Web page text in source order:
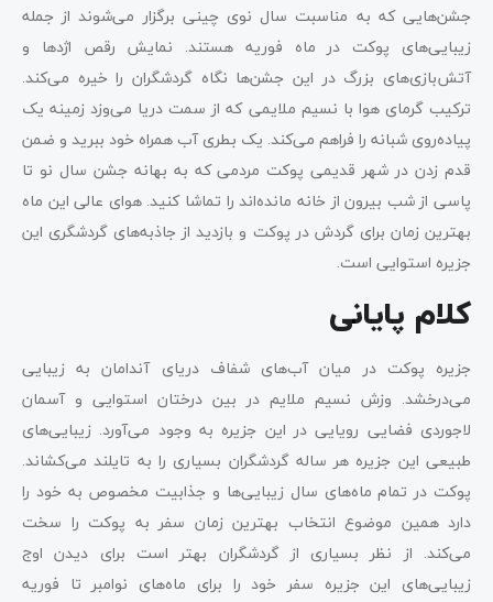
جشن‌هایی که به مناسبت سال نوی چینی برگزار می‌شوند از جمله
زیبایی‌های پوکت در ماه فوریه هستند. نمایش‌ رقص اژدها و
آتش‌بازی‌های بزرگ در این جشن‌ها نگاه گردشگران را خیره می‌کند.
ترکیب گرمای هوا با نسیم ملایمی که از سمت دریا می‌وزد زمینه یک
پیاده‌روی شبانه را فراهم می‌کند. یک بطری آب همراه خود ببرید و ضمن
قدم زدن در شهر قدیمی پوکت مردمی که به بهانه جشن سال نو تا
پاسی از شب بیرون از خانه مانده‌اند را تماشا کنید. هوای عالی این ماه
بهترین زمان برای گردش در پوکت و بازدید از جاذبه‌های گردشگری این
جزیره استوایی است.
کلام پایانی
جزیره پوکت در میان آب‌های شفاف دریای آندامان به زیبایی
می‌درخشد. وزش نسیم ملایم در بین درختان استوایی و آسمان
لاجوردی فضایی رویایی در این جزیره به وجود می‌آورد. زیبایی‌های
طبیعی این جزیره هر ساله گردشگران بسیاری را به تایلند می‌کشاند.
پوکت در تمام ماه‌های سال زیبایی‌ها و جذابیت مخصوص به خود را
دارد همین موضوع انتخاب بهترین زمان سفر به پوکت را سخت
می‌کند. از نظر بسیاری از گردشگران بهتر است برای دیدن اوج
زیبایی‌های این جزیره سفر خود را برای ماه‌های نوامبر تا فوریه